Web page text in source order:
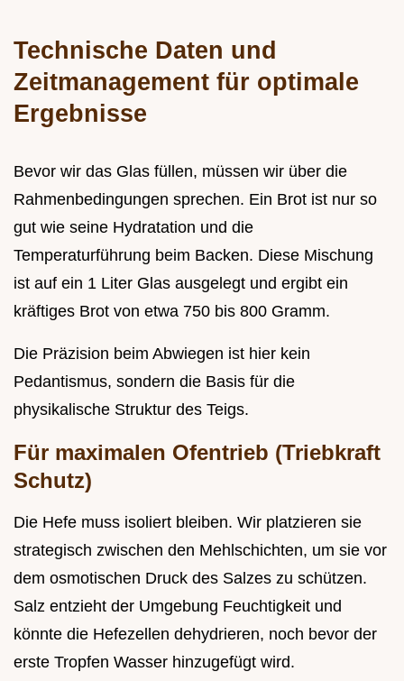
Technische Daten und
Zeitmanagement für optimale
Ergebnisse
Bevor wir das Glas füllen, müssen wir über die
Rahmenbedingungen sprechen. Ein Brot ist nur so
gut wie seine Hydratation und die
Temperaturführung beim Backen. Diese Mischung
ist auf ein 1 Liter Glas ausgelegt und ergibt ein
kräftiges Brot von etwa 750 bis 800 Gramm.
Die Präzision beim Abwiegen ist hier kein
Pedantismus, sondern die Basis für die
physikalische Struktur des Teigs.
Für maximalen Ofentrieb (Triebkraft
Schutz)
Die Hefe muss isoliert bleiben. Wir platzieren sie
strategisch zwischen den Mehlschichten, um sie vor
dem osmotischen Druck des Salzes zu schützen.
Salz entzieht der Umgebung Feuchtigkeit und
könnte die Hefezellen dehydrieren, noch bevor der
erste Tropfen Wasser hinzugefügt wird.